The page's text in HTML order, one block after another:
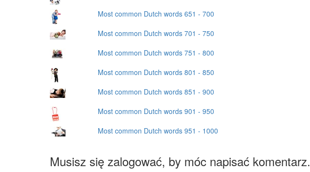
Most common Dutch words 651 - 700
Most common Dutch words 701 - 750
Most common Dutch words 751 - 800
Most common Dutch words 801 - 850
Most common Dutch words 851 - 900
Most common Dutch words 901 - 950
Most common Dutch words 951 - 1000
Musisz się zalogować, by móc napisać komentarz.